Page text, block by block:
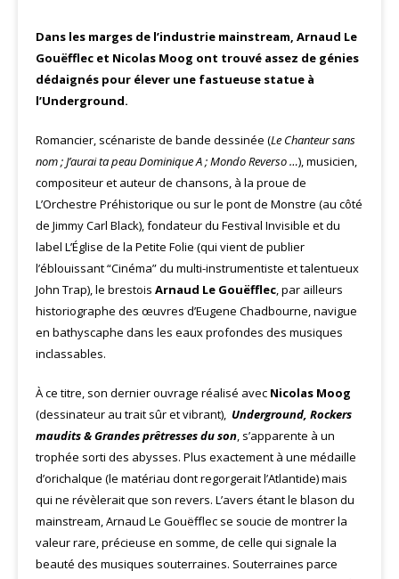
Dans les marges de l’industrie mainstream, Arnaud Le
Gouëfflec et Nicolas Moog ont trouvé assez de génies
dédaignés pour élever une fastueuse statue à
l’Underground.
Romancier, scénariste de bande dessinée (Le Chanteur sans
nom ; J’aurai ta peau Dominique A ; Mondo Reverso …), musicien,
compositeur et auteur de chansons, à la proue de
L’Orchestre Préhistorique ou sur le pont de Monstre (au côté
de Jimmy Carl Black), fondateur du Festival Invisible et du
label L’Église de la Petite Folie (qui vient de publier
l’éblouissant “Cinéma” du multi-instrumentiste et talentueux
John Trap), le brestois Arnaud Le Gouëfflec, par ailleurs
historiographe des œuvres d’Eugene Chadbourne, navigue
en bathyscaphe dans les eaux profondes des musiques
inclassables.
À ce titre, son dernier ouvrage réalisé avec Nicolas Moog
(dessinateur au trait sûr et vibrant), Underground, Rockers
maudits & Grandes prêtresses du son, s’apparente à un
trophée sorti des abysses. Plus exactement à une médaille
d’orichalque (le matériau dont regorgerait l’Atlantide) mais
qui ne révèlerait que son revers. L’avers étant le blason du
mainstream, Arnaud Le Gouëfflec se soucie de montrer la
valeur rare, précieuse en somme, de celle qui signale la
beauté des musiques souterraines. Souterraines parce